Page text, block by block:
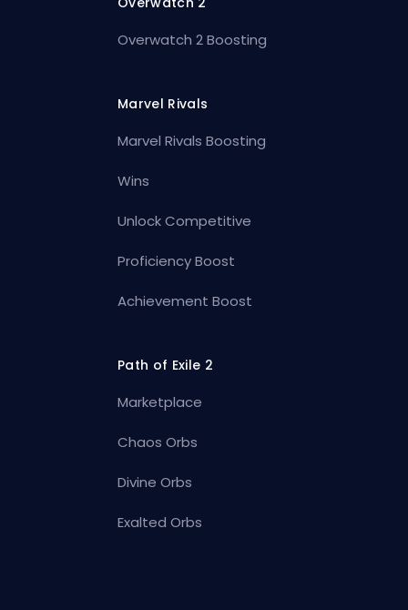
Overwatch 2 Boosting
Marvel Rivals
Marvel Rivals Boosting
Wins
Unlock Competitive
Proficiency Boost
Achievement Boost
Path of Exile 2
Marketplace
Chaos Orbs
Divine Orbs
Exalted Orbs